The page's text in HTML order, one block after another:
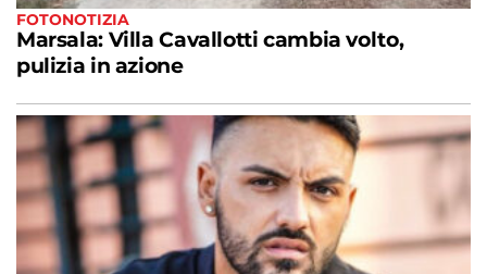
FOTONOTIZIA
Marsala: Villa Cavallotti cambia volto,
pulizia in azione